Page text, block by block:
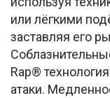
или лёгкими
заставляя его
Rap®
атаки.